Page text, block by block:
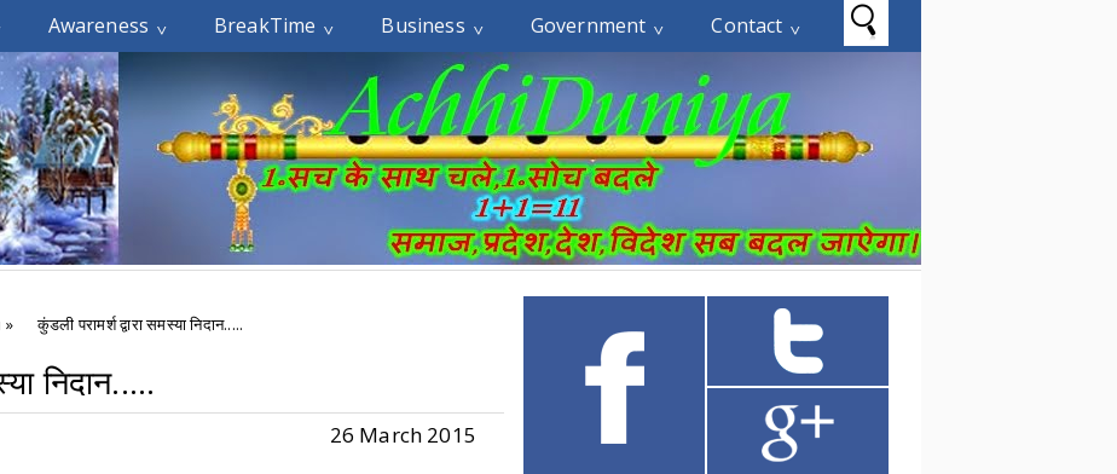
Awareness BreakTime Business Government Contact
» कुंडली परामर्श द्वारा समस्या निदान.....
निदान.....
26 March 2015